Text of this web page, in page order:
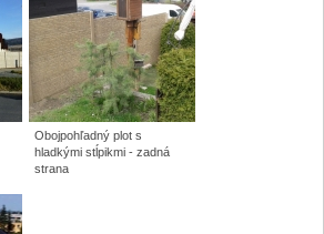
Obojpohľadný plot s
hladkými stĺpikmi - zadná
strana